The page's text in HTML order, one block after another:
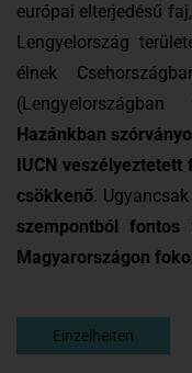
európai elterjedésű
Lengyelország
élnek
Hazánkban
IUCN veszélyeztetett
csökkenő.
szempontból fontos
Magyarországon
Einzelheiten